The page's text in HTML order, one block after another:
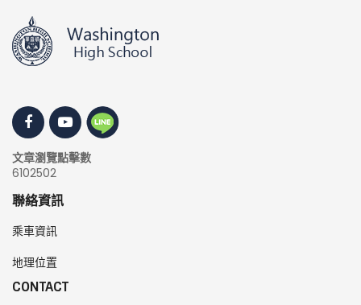
文章瀏覽點擊數
6102502
聯絡資訊
乘車資訊
地理位置
CONTACT